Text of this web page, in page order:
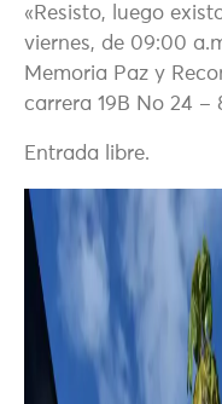
«Resisto, luego
viernes, de 09:00
Memoria Paz y
carrera 19B No 24 –
Entrada libre.